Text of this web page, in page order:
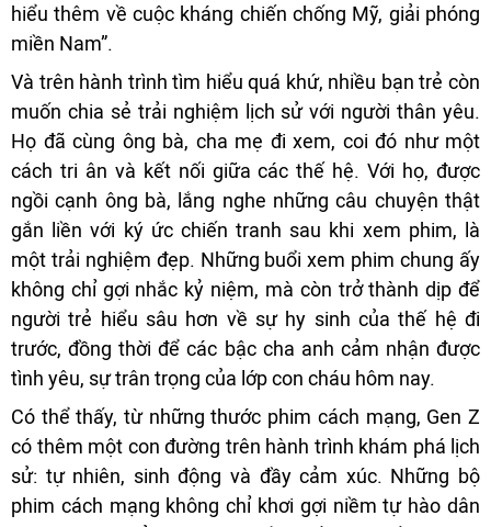
hiểu thêm về cuộc kháng chiến chống Mỹ, giải phóng
miền Nam”.
Và trên hành trình tìm hiểu quá khứ, nhiều bạn trẻ còn
muốn chia sẻ trải nghiệm lịch sử với người thân yêu.
Họ đã cùng ông bà, cha mẹ đi xem, coi đó như một
cách tri ân và kết nối giữa các thế hệ. Với họ, được
ngồi cạnh ông bà, lắng nghe những câu chuyện thật
gắn liền với ký ức chiến tranh sau khi xem phim, là
một trải nghiệm đẹp. Những buổi xem phim chung ấy
không chỉ gợi nhắc kỷ niệm, mà còn trở thành dịp để
người trẻ hiểu sâu hơn về sự hy sinh của thế hệ đi
trước, đồng thời để các bậc cha anh cảm nhận được
tình yêu, sự trân trọng của lớp con cháu hôm nay.
Có thể thấy, từ những thước phim cách mạng, Gen Z
có thêm một con đường trên hành trình khám phá lịch
sử: tự nhiên, sinh động và đầy cảm xúc. Những bộ
phim cách mạng không chỉ khơi gợi niềm tự hào dân